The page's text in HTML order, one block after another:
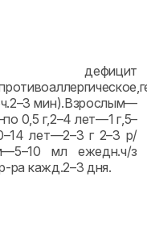
дефицит
мин).Взрослым—
0,5 г,2–4 лет—1 г,5–
лет—2–3 г 2–3 р/
мл ежедн.ч/з
ра кажд.2–3 дня.